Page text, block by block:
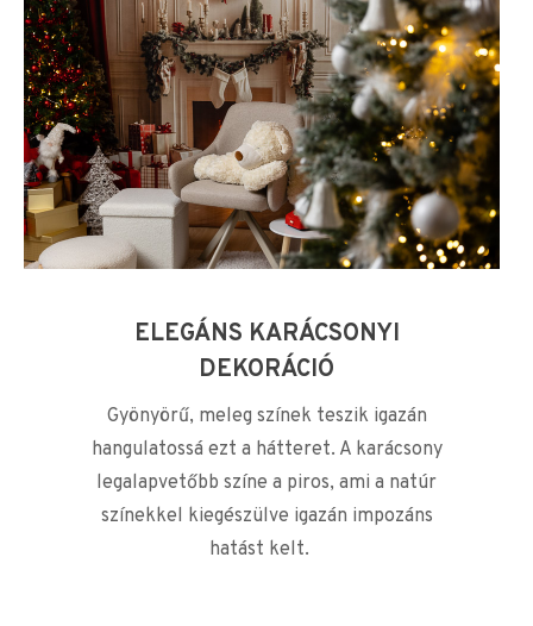
ELEGÁNS KARÁCSONYI
DEKORÁCIÓ
Gyönyörű, meleg színek teszik igazán
hangulatossá ezt a hátteret. A karácsony
legalapvetőbb színe a piros, ami a natúr
színekkel kiegészülve igazán impozáns
hatást kelt.